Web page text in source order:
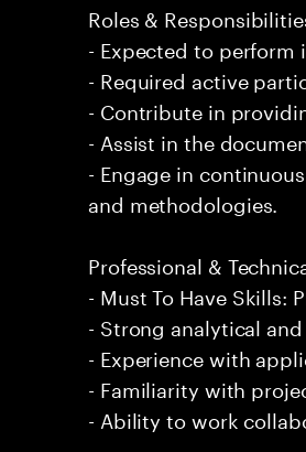
Roles &
- Expected to perform
- Required active
- Contribute in
- Assist in the
- Engage in
and methodologies.
Professional &
- Must To Have Skills:
- Strong analytical
- Experience with
- Familiarity with
- Ability to work